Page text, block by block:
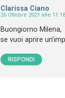
Clarissa Ciano
26 Ottobre 2021 alle 11:18
Buongiorno Milena,
se vuoi aprire
RISPONDI